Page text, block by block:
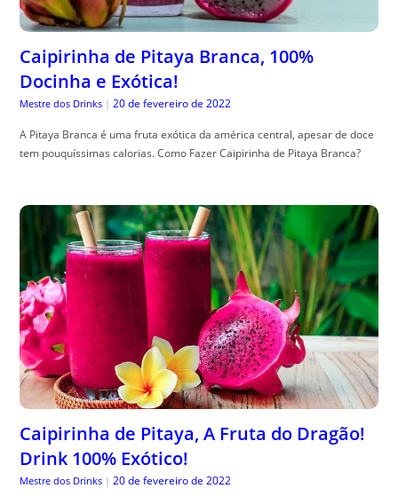
Caipirinha de Pitaya Branca, 100%
Docinha e Exótica!
Mestre dos Drinks | 20 de fevereiro de 2022
A Pitaya Branca é uma fruta exótica da américa central, apesar de doce
tem pouquíssimas calorias. Como Fazer Caipirinha de Pitaya Branca?
Caipirinha de Pitaya, A Fruta do Dragão!
Drink 100% Exótico!
Mestre dos Drinks | 20 de fevereiro de 2022